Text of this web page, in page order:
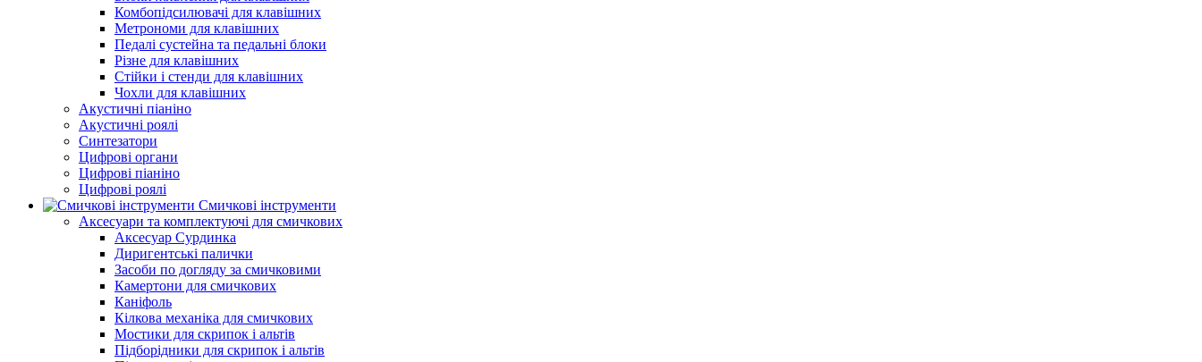
Комбопідсилювачі для клавішних
Метрономи для клавішних
Педалі сустейна та педальні блоки
Різне для клавішних
Стійки і стенди для клавішних
Чохли для клавішних
Акустичні піаніно
Акустичні роялі
Синтезатори
Цифрові органи
Цифрові піаніно
Цифрові роялі
Смичкові інструменти
Аксесуари та комплектуючі для смичкових
Аксесуар Сурдинка
Диригентські палички
Засоби по догляду за смичковими
Камертони для смичкових
Каніфоль
Кілкова механіка для смичкових
Мостики для скрипок і альтів
Підборiдники для скрипок і альтів